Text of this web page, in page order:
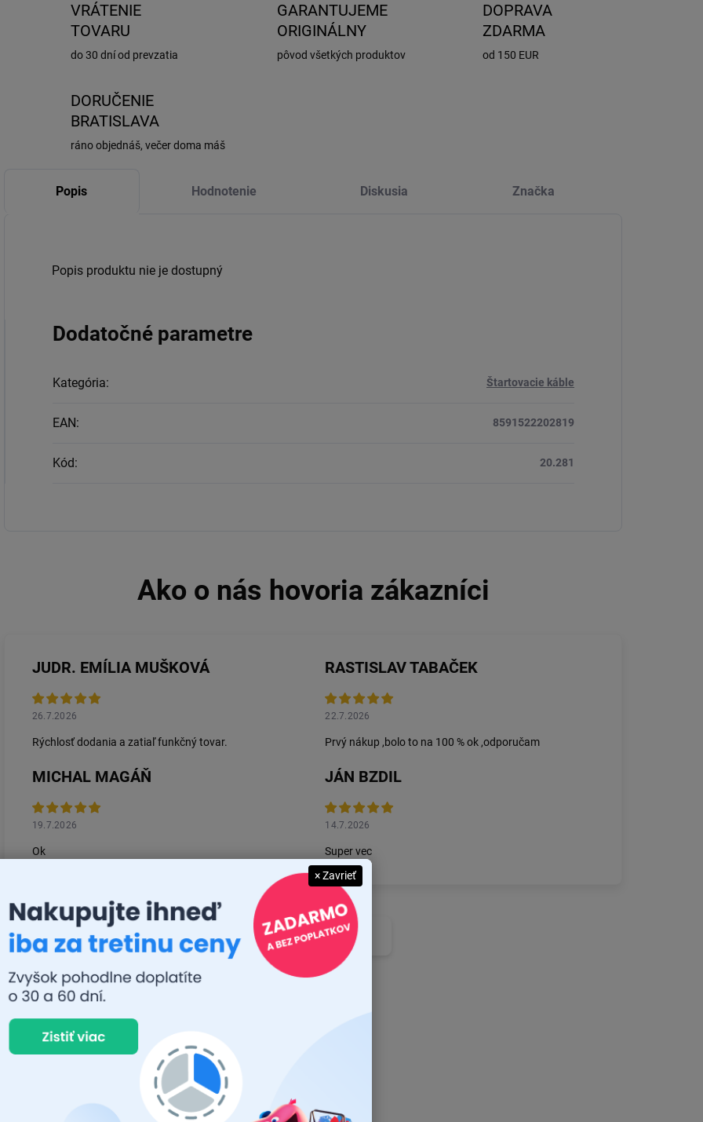
VRÁTENIE
TOVARU
do 30 dní od prevzatia
GARANTUJEME
ORIGINÁLNY
pôvod všetkých produktov
DOPRAVA
ZDARMA
od 150 EUR
DORUČENIE
BRATISLAVA
ráno objednáš, večer doma máš
Popis Hodnotenie Diskusia Značka
Popis produktu nie je dostupný
Dodatočné parametre
Kategória: Štartovacie káble
EAN: 8591522202819
Kód: 20.281
JUDR. EMÍLIA MUŠKOVÁ
26.7.2026
Rýchlosť dodania a zatiaľ funkčný tovar.
RASTISLAV TABAČEK
22.7.2026
Prvý nákup ,bolo to na 100 % ok ,odporučam
MICHAL MAGÁŇ
19.7.2026
Ok
JÁN BZDIL
14.7.2026
Super vec
Zobraziť ďalšie recenzie
× Zavrieť